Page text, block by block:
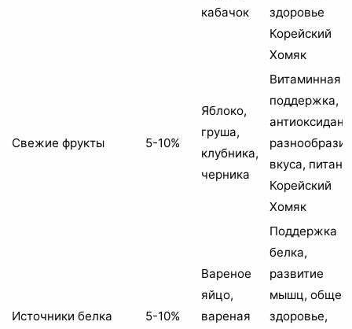
кабачок
здоровье
Корейский
Хомяк
Свежие фрукты 5-10%
Яблоко,
груша,
клубника,
черника
Витаминная
поддержка,
разнообразие
вкуса,
Корейский
Хомяк
Источники белка 5-10%
Вареное
яйцо,
вареная
Поддержка
белка,
развитие
мышц, общее
здоровье,